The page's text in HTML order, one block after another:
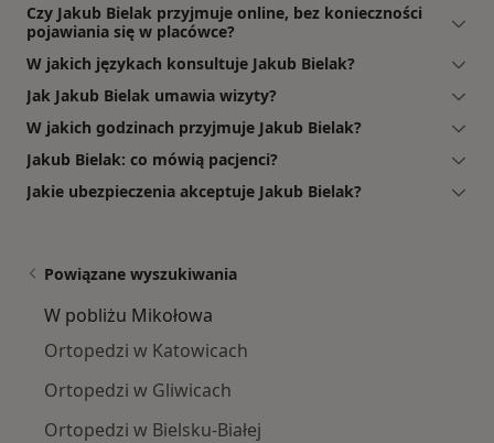
Czy Jakub Bielak przyjmuje online, bez konieczności
pojawiania się w placówce?
W jakich językach konsultuje Jakub Bielak?
Jak Jakub Bielak umawia wizyty?
W jakich godzinach przyjmuje Jakub Bielak?
Jakub Bielak: co mówią pacjenci?
Jakie ubezpieczenia akceptuje Jakub Bielak?
Powiązane wyszukiwania
W pobliżu Mikołowa
Ortopedzi w Katowicach
Ortopedzi w Gliwicach
Ortopedzi w Bielsku-Białej